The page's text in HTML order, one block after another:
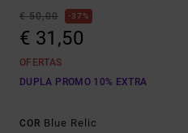
€ 50,00
37%
€ 31,50
OFERTAS
DUPLA PROMO 10% EXTRA
COR Blue Relic